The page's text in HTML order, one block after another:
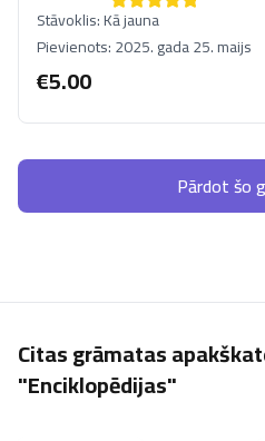
Stāvoklis:Kā jauna
Pievienots:2025. gada 25. maijs
€5.00
Pārdot šo
Citas grāmatas
"Enciklopēdijas"